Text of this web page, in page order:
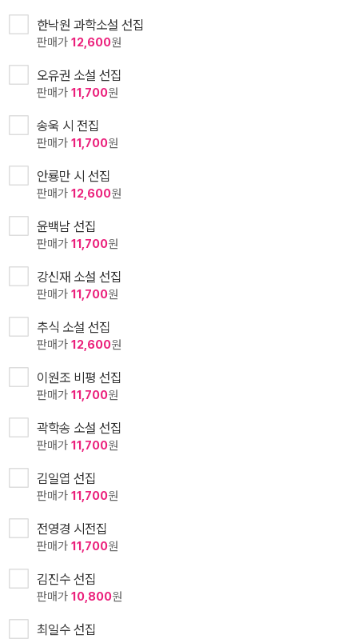
한낙원 과학소설 선집
판매가 12,600원
오유권 소설 선집
판매가 11,700원
송욱 시 전집
판매가 11,700원
안룡만 시 선집
판매가 12,600원
윤백남 선집
판매가 11,700원
강신재 소설 선집
판매가 11,700원
추식 소설 선집
판매가 12,600원
이원조 비평 선집
판매가 11,700원
곽학송 소설 선집
판매가 11,700원
김일엽 선집
판매가 11,700원
전영경 시전집
판매가 11,700원
김진수 선집
판매가 10,800원
최일수 선집